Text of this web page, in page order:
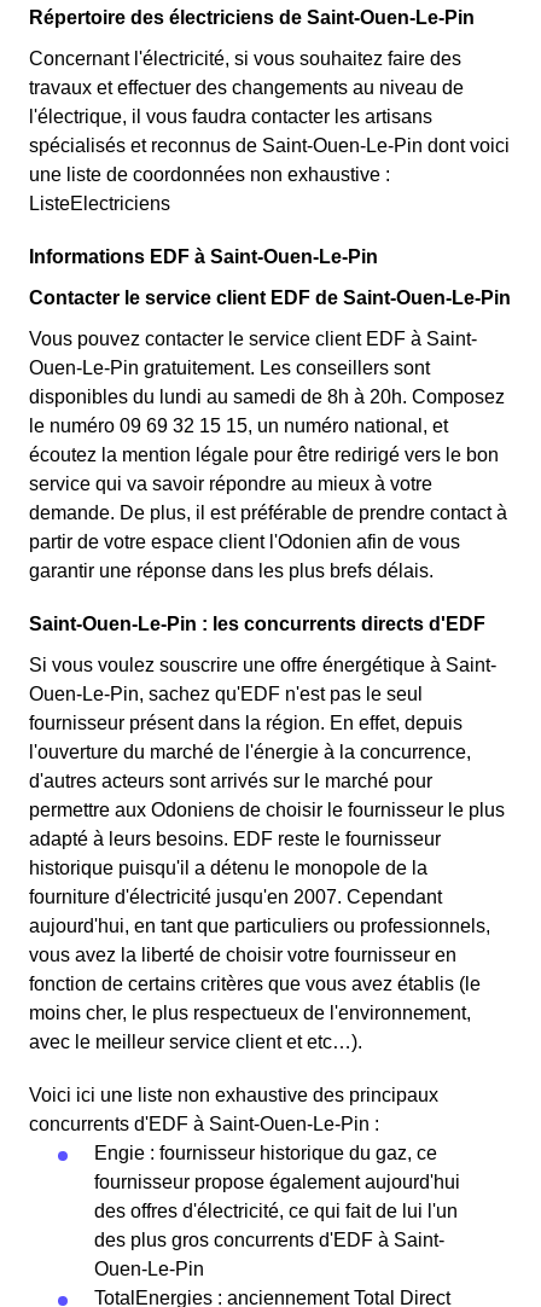
Répertoire des électriciens de Saint-Ouen-Le-Pin
Concernant l'électricité, si vous souhaitez faire des
travaux et effectuer des changements au niveau de
l'électrique, il vous faudra contacter les artisans
spécialisés et reconnus de Saint-Ouen-Le-Pin dont voici
une liste de coordonnées non exhaustive :
ListeElectriciens
Informations EDF à Saint-Ouen-Le-Pin
Contacter le service client EDF de Saint-Ouen-Le-Pin
Vous pouvez contacter le service client EDF à Saint-
Ouen-Le-Pin gratuitement. Les conseillers sont
disponibles du lundi au samedi de 8h à 20h. Composez
le numéro 09 69 32 15 15, un numéro national, et
écoutez la mention légale pour être redirigé vers le bon
service qui va savoir répondre au mieux à votre
demande. De plus, il est préférable de prendre contact à
partir de votre espace client l'Odonien afin de vous
garantir une réponse dans les plus brefs délais.
Saint-Ouen-Le-Pin : les concurrents directs d'EDF
Si vous voulez souscrire une offre énergétique à Saint-
Ouen-Le-Pin, sachez qu'EDF n'est pas le seul
fournisseur présent dans la région. En effet, depuis
l'ouverture du marché de l'énergie à la concurrence,
d'autres acteurs sont arrivés sur le marché pour
permettre aux Odoniens de choisir le fournisseur le plus
adapté à leurs besoins. EDF reste le fournisseur
historique puisqu'il a détenu le monopole de la
fourniture d'électricité jusqu'en 2007. Cependant
aujourd'hui, en tant que particuliers ou professionnels,
vous avez la liberté de choisir votre fournisseur en
fonction de certains critères que vous avez établis (le
moins cher, le plus respectueux de l'environnement,
avec le meilleur service client et etc…).
Voici ici une liste non exhaustive des principaux
concurrents d'EDF à Saint-Ouen-Le-Pin :
Engie : fournisseur historique du gaz, ce
fournisseur propose également aujourd'hui
des offres d'électricité, ce qui fait de lui l'un
des plus gros concurrents d'EDF à Saint-
Ouen-Le-Pin
TotalEnergies : anciennement Total Direct